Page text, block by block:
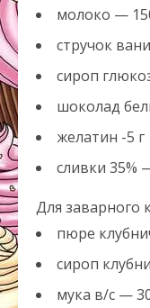
молоко —
стручок
сироп
шоколад
желатин -5 г
сливки 35%
Для заварного
пюре
сироп
мука в/с —